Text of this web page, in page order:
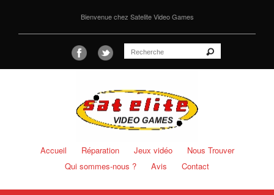
Bienvenue chez Satelite Video Games
Accueil Réparation Jeux vidéo
Nous Trouver
Qui sommes-nous ?
Avis Contact